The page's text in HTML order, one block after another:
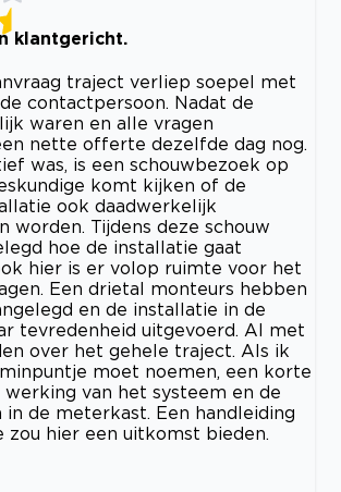
klantgericht.
traject verliep soepel met
contactpersoon. Nadat de
waren en alle vragen
nette offerte dezelfde dag nog.
was, is een schouwbezoek op
komt kijken of de
ook daadwerkelijk
worden. Tijdens deze schouw
hoe de installatie gaat
hier is er volop ruimte voor het
Een drietal monteurs hebben
en de installatie in de
tevredenheid uitgevoerd. Al met
over het gehele traject. Als ik
moet noemen, een korte
van het systeem en de
de meterkast. Een handleiding
zou hier een uitkomst bieden.